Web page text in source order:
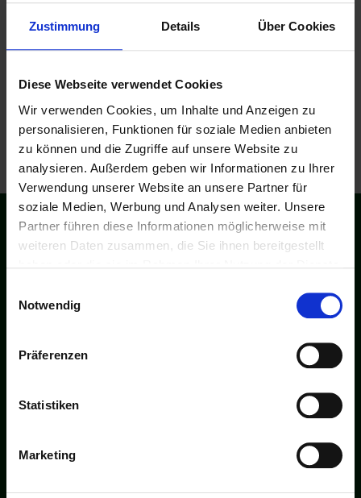
Zustimmung Details Über Cookies
Diese Webseite verwendet Cookies
Wir verwenden Cookies, um Inhalte und Anzeigen zu
personalisieren, Funktionen für soziale Medien anbieten
zu können und die Zugriffe auf unsere Website zu
analysieren. Außerdem geben wir Informationen zu Ihrer
Verwendung unserer Website an unsere Partner für
soziale Medien, Werbung und Analysen weiter. Unsere
Partner führen diese Informationen möglicherweise mit
weiteren Daten zusammen, die Sie ihnen bereitgestellt
Notwendig
Präferenzen
Statistiken
Marketing
Der erste Biercub Deutschlands
Bier-ABC
Alle Biere der letzten 28 Jahre
Kontakt
Newsletter
Kunden werben Kunden